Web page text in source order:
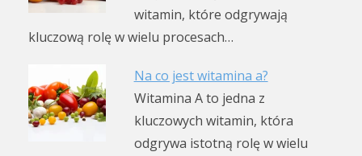
witamin, które odgrywają
kluczową rolę w wielu procesach…
Na co jest witamina a?
Witamina A to jedna z
kluczowych witamin, która
odgrywa istotną rolę w wielu